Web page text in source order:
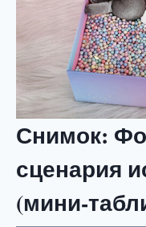
Снимок:
сценария
(мини-